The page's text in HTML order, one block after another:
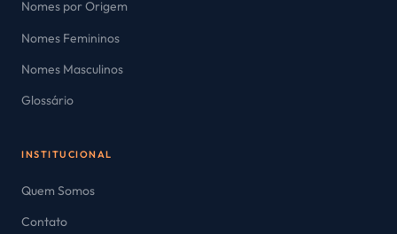
Nomes por Origem
Nomes Femininos
Nomes Masculinos
Glossário
INSTITUCIONAL
Quem Somos
Contato